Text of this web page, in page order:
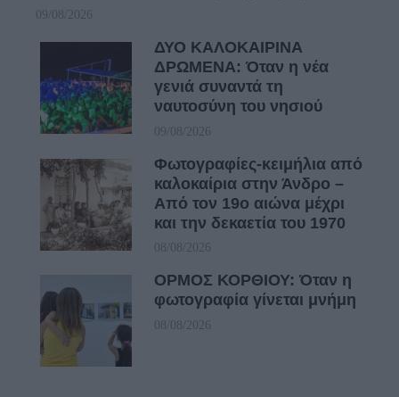
09/08/2026
ΔΥΟ ΚΑΛΟΚΑΙΡΙΝΑ
ΔΡΩΜΕΝΑ: Όταν η νέα
γενιά συναντά τη
ναυτοσύνη του νησιού
09/08/2026
Φωτογραφίες-κειμήλια από
καλοκαίρια στην Άνδρο –
Από τον 19ο αιώνα μέχρι
και την δεκαετία του 1970
08/08/2026
ΟΡΜΟΣ ΚΟΡΘΙΟΥ: Όταν η
φωτογραφία γίνεται μνήμη
08/08/2026